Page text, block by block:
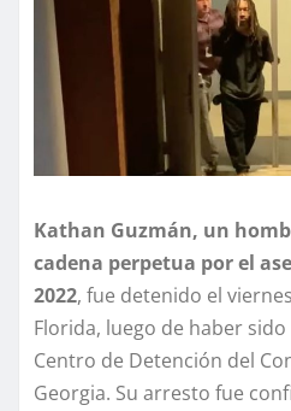
Kathan Guzmán, un
cadena perpetua por el
2022, fue detenido el
Florida, luego de haber
Centro de Detención del
Georgia. Su arresto fue